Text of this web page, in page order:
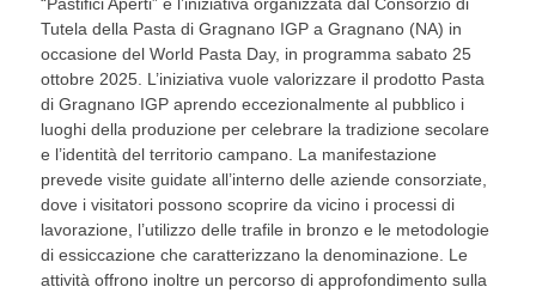
Tutela della Pasta di Gragnano IGP a Gragnano (NA) in
occasione del World Pasta Day, in programma sabato 25
ottobre 2025. L’iniziativa vuole valorizzare il prodotto Pasta
di Gragnano IGP aprendo eccezionalmente al pubblico i
luoghi della produzione per celebrare la tradizione secolare
e l’identità del territorio campano. La manifestazione
prevede visite guidate all’interno delle aziende consorziate,
dove i visitatori possono scoprire da vicino i processi di
lavorazione, l’utilizzo delle trafile in bronzo e le metodologie
di essiccazione che caratterizzano la denominazione. Le
attività offrono inoltre un percorso di approfondimento sulla